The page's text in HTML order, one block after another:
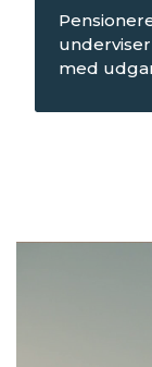
med
onsdagen
blev